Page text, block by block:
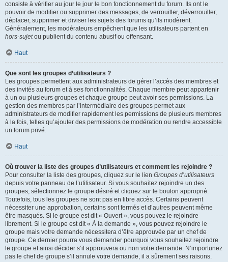
consiste à vérifier au jour le jour le bon fonctionnement du forum. Ils ont le
pouvoir de modifier ou supprimer des messages, de verrouiller, déverrouiller,
déplacer, supprimer et diviser les sujets des forums qu’ils modèrent.
Généralement, les modérateurs empêchent que les utilisateurs partent en
hors-sujetou publient du contenu abusif ou offensant.
Haut
Que sont les groupes d’utilisateurs ?
Les groupes permettent aux administrateurs de gérer l’accès des membres et
des invités au forum et à ses fonctionnalités. Chaque membre peut appartenir
à un ou plusieurs groupes et chaque groupe peut avoir ses permissions. La
gestion des membres par l’intermédiaire des groupes permet aux
administrateurs de modifier rapidement les permissions de plusieurs membres
à la fois, telles qu’ajouter des permissions de modération ou rendre accessible
un forum privé.
Haut
Où trouver la liste des groupes d’utilisateurs et comment les rejoindre ?
Pour consulter la liste des groupes, cliquez sur le lien Groupes d’utilisateurs
depuis votre panneau de l’utilisateur. Si vous souhaitez rejoindre un des
groupes, sélectionnez le groupe désiré et cliquez sur le bouton approprié.
Toutefois, tous les groupes ne sont pas en libre accès. Certains peuvent
nécessiter une approbation, certains sont fermés et d’autres peuvent même
être masqués. Si le groupe est dit « Ouvert », vous pouvez le rejoindre
librement. Si le groupe est dit « À la demande », vous pouvez rejoindre le
groupe mais votre demande nécessitera d’être approuvée par un chef de
groupe. Ce dernier pourra vous demander pourquoi vous souhaitez rejoindre
le groupe et ainsi décider s’il approuvera ou non votre demande. N’importunez
pas le chef de groupe s’il annule votre demande, il a sûrement ses raisons.